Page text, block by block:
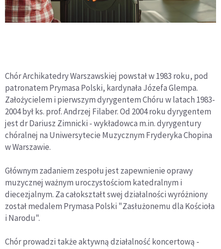
Chór Archikatedry Warszawskiej powstał w 1983 roku, pod
patronatem Prymasa Polski, kardynała Józefa Glempa.
Założycielem i pierwszym dyrygentem Chóru w latach 1983-
2004 był ks. prof. Andrzej Filaber. Od 2004 roku dyrygentem
jest dr Dariusz Zimnicki - wykładowca m.in. dyrygentury
chóralnej na Uniwersytecie Muzycznym Fryderyka Chopina
w Warszawie.
Głównym zadaniem zespołu jest zapewnienie oprawy
muzycznej ważnym uroczystościom katedralnym i
diecezjalnym. Za całokształt swej działalności wyróżniony
został medalem Prymasa Polski "Zasłużonemu dla Kościoła
i Narodu".
Chór prowadzi także aktywną działalność koncertową -